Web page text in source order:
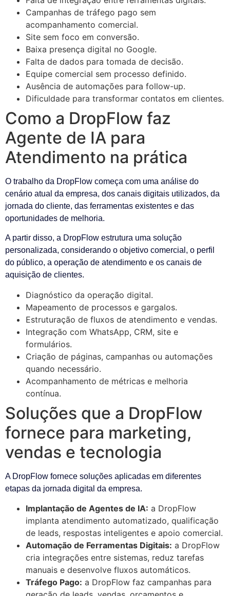
Campanhas de tráfego pago sem
acompanhamento comercial.
Site sem foco em conversão.
Baixa presença digital no Google.
Falta de dados para tomada de decisão.
Equipe comercial sem processo definido.
Ausência de automações para follow-up.
Dificuldade para transformar contatos em clientes.
Como a DropFlow faz
Agente de IA para
Atendimento na prática
O trabalho da DropFlow começa com uma análise do
cenário atual da empresa, dos canais digitais utilizados, da
jornada do cliente, das ferramentas existentes e das
oportunidades de melhoria.
A partir disso, a DropFlow estrutura uma solução
personalizada, considerando o objetivo comercial, o perfil
do público, a operação de atendimento e os canais de
aquisição de clientes.
Diagnóstico da operação digital.
Mapeamento de processos e gargalos.
Estruturação de fluxos de atendimento e vendas.
Integração com WhatsApp, CRM, site e
formulários.
Criação de páginas, campanhas ou automações
quando necessário.
Acompanhamento de métricas e melhoria
contínua.
Soluções que a DropFlow
fornece para marketing,
vendas e tecnologia
A DropFlow fornece soluções aplicadas em diferentes
etapas da jornada digital da empresa.
Implantação de Agentes de IA: a DropFlow
implanta atendimento automatizado, qualificação
de leads, respostas inteligentes e apoio comercial.
Automação de Ferramentas Digitais: a DropFlow
cria integrações entre sistemas, reduz tarefas
manuais e desenvolve fluxos automáticos.
Tráfego Pago: a DropFlow faz campanhas para